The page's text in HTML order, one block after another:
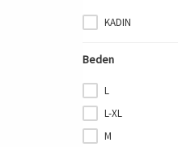
Külotlu Çorap
Minimizer/Toparlayıcı
PİJAMA
SPOR & OUTDOOR
SPOR ATLET
SPOR SWEATSHIRT
KADIN
Beden
L
L-XL
M